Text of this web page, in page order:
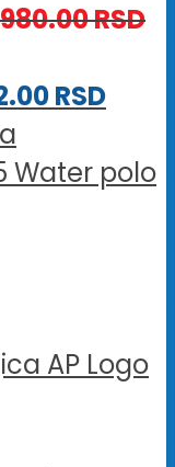
RSD
RSD
RSD
RSD
od
AP Logo